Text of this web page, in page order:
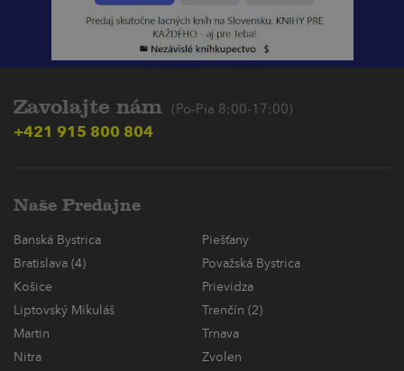
Zavolajte nám (Po-Pia 8:00-17:00)
+421 915 800 804
Naše Predajne
Banská Bystrica
Piešťany
Bratislava (4)
Považská Bystrica
Košice
Prievidza
Liptovský Mikuláš
Trenčín (2)
Martin
Trnava
Nitra
Zvolen